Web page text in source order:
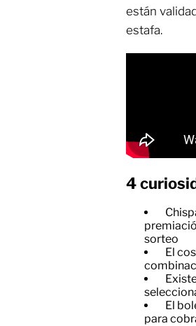
están
estafa.
4
sorteo
El
El
para